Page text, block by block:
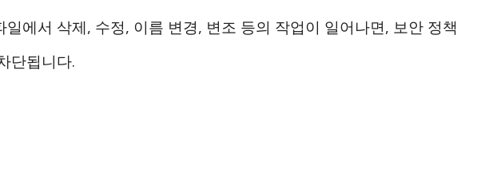
일에서 삭제, 수정, 이름 변경, 변조 등의 작업이 일어나면, 보안 정책
단됩니다.